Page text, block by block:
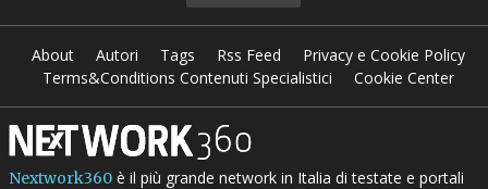
About Autori Tags Rss Feed
Privacy e Cookie Policy
Terms&Conditions Contenuti Specialistici
Cookie Center
Nextwork360è il più grande network in Italia di testate e portali